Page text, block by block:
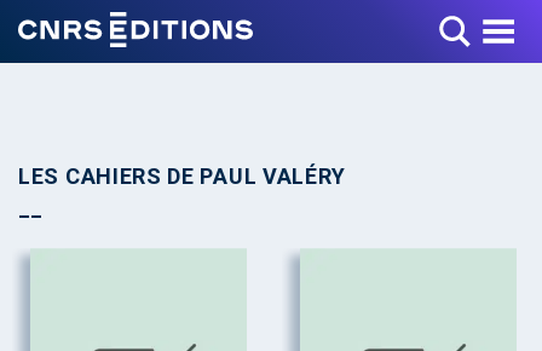
Toggle Menu
LES CAHIERS DE PAUL VALÉRY